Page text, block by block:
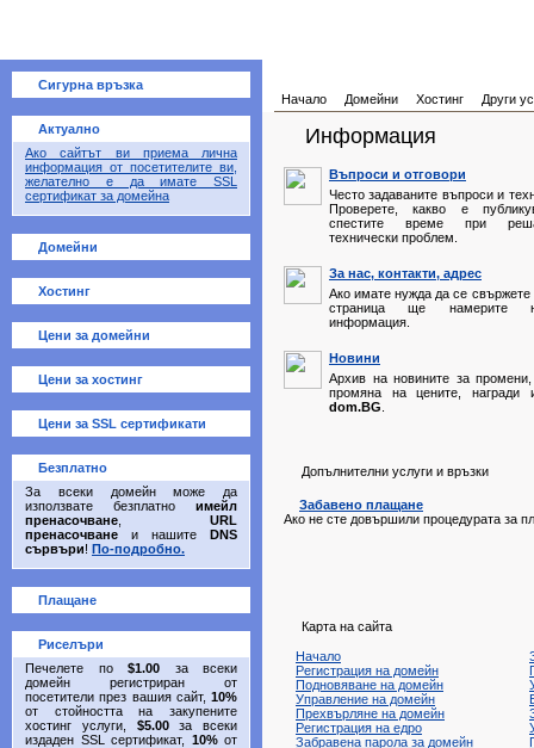
Сигурна връзка
Актуално
Ако сайтът ви приема лична
информация от посетителите ви,
желателно е да имате SSL
сертификат за домейна
Домейни
Хостинг
Цени за домейни
Цени за хостинг
Цени за SSL сертификати
Безплатно
За всеки домейн може да
използвате безплатно имейл
пренасочване
URL
пренасочване и нашите DNS
сървъри! По-подробно.
Плащане
Риселъри
Печелете по $1.00 за всеки
домейн регистриран от
посетители през вашия сайт, 10%
от стойността на закупените
хостинг услуги, $5.00за всеки
издаден SSL сертификат, 10%от
Начало Домейни Хостинг Други
Информация
Въпроси и отговори
Често задаваните въпроси и
Проверете, какво е
спестите време при
технически проблем.
За нас, контакти, адрес
Ако имате нужда да се свържете
страница ще намерите
информация.
Новини
Архив на новините за промени,
промяна на цените, награди
dom.BG
Допълнителни услуги и връзки
Забавено плащане
Ако не сте довършили процедурата за
Карта на сайта
Начало
Регистрация на домейн
Подновяване на домейн
Управление на домейн
Прехвърляне на домейн
Регистрация на едро
Забравена парола за домейн